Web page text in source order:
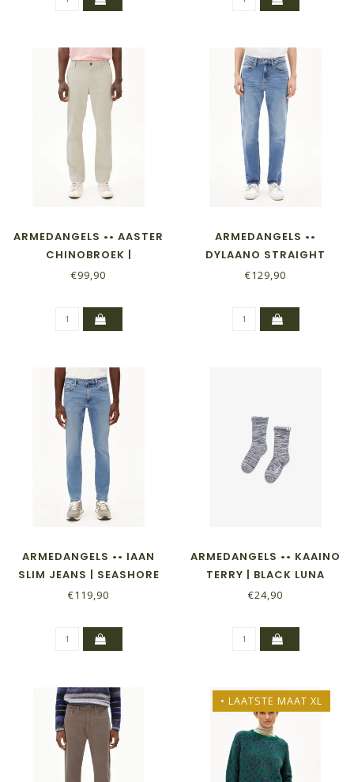
ARMEDANGELS •• AASTER
CHINOBROEK |
SANDSTONE
€99,90
ARMEDANGELS ••
DYLAANO STRAIGHT
JEANS | BARWON
€129,90
ARMEDANGELS •• IAAN
SLIM JEANS | SEASHORE
€119,90
ARMEDANGELS •• KAAINO
TERRY | BLACK LUNA
ROCK
€24,90
• LAATSTE MAAT XL